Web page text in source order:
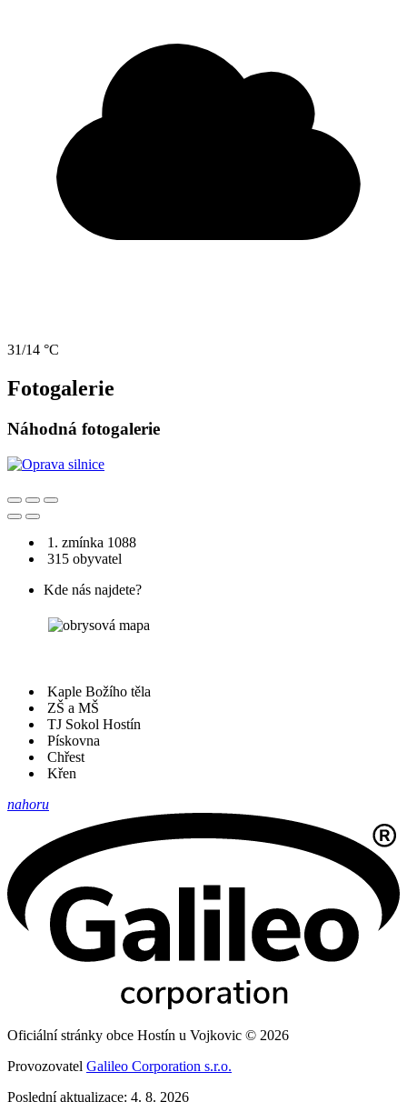
31/14 °C
Fotogalerie
Náhodná fotogalerie
1. zmínka 1088
315 obyvatel
Kde nás najdete?
Kaple Božího těla
ZŠ a MŠ
TJ Sokol Hostín
Pískovna
Chřest
Křen
nahoru
Oficiální stránky obce Hostín u Vojkovic © 2026
Provozovatel Galileo Corporation s.r.o.
Poslední aktualizace: 4. 8. 2026